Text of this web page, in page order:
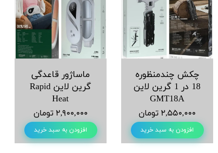
چکش چند‌منظوره
18 در 1 گرین لاین
GMT18A
۲,۵۵۰,۰۰۰ تومان
افزودن به سبد خرید
ماساژور قاعدگی
گرین لاین Rapid
Heat
۲,۹۰۰,۰۰۰ تومان
افزودن به سبد خرید